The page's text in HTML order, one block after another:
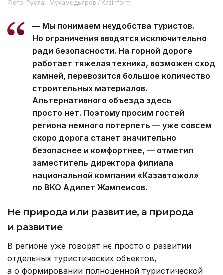
Фото: Руслан Мухамедьяров / Kazinform
— Мы понимаем неудобства туристов.
Но ограничения вводятся исключительно
ради безопасности. На горной дороге
работает тяжелая техника, возможен сход
камней, перевозится большое количество
строительных материалов.
Альтернативного объезда здесь
просто нет. Поэтому просим гостей
региона немного потерпеть — уже совсем
скоро дорога станет значительно
безопаснее и комфортнее, — отметил
заместитель директора филиала
национальной компании «Казавтожол»
по ВКО Адилет Жампеисов.
Не природа или развитие, а природа
и развитие
В регионе уже говорят не просто о развитии
отдельных туристических объектов,
а о формировании полноценной туристической